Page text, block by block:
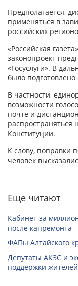
Предполагается,
применяться в
российских
«Российская
законопроект
«Госуслуги». В
было
В частности,
возможности
почте и
распространяться
Конституции.
К слову, поправки
человек
Еще читают
Кабинет за
после капремонта
ФАПы Алтайского
Депутаты АКЗС и
поддержки